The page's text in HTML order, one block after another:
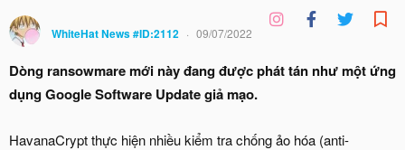
WhiteHat News #ID:2112 09/07/2022
Dòng ransowmare mới này đang được phát tán như một ứng
dụng Google Software Update giả mạo.
HavanaCrypt thực hiện nhiều kiểm tra chống ảo hóa (anti-